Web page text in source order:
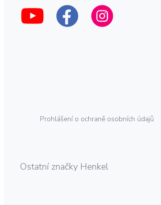
Prohlášení o ochraně osobních údajů
Ostatní značky Henkel